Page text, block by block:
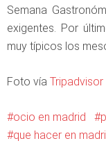
Semana
exigentes. Por
muy típicos los
Foto vía Tripadvisor
ocio en madrid
que hacer en